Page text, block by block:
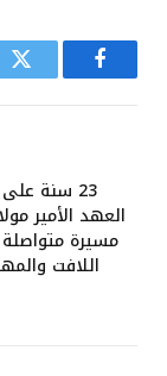
فيسبوك
23 سنة
العهد الأمير
مسيرة
اللافت